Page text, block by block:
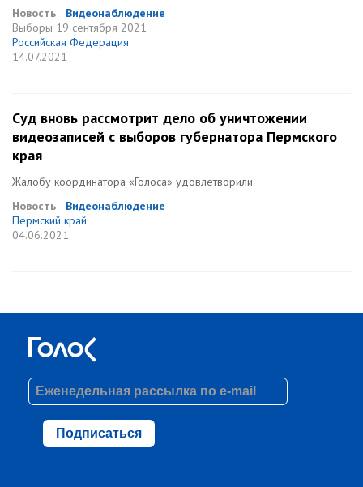
Новость
Видеонаблюдение
Выборы 19 сентября 2021
Российская Федерация
14.07.2021
Cуд вновь рассмотрит дело об уничтожении
видеозаписей с выборов губернатора Пермского
края
Жалобу координатора «Голоса» удовлетворили
Новость
Видеонаблюдение
Пермский край
04.06.2021
Подписаться